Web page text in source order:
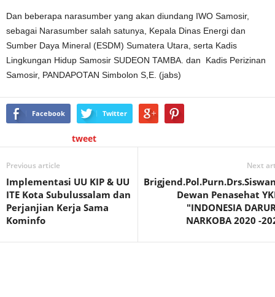
Dan beberapa narasumber yang akan diundang IWO Samosir,
sebagai Narasumber salah satunya, Kepala Dinas Energi dan
Sumber Daya Mineral (ESDM) Sumatera Utara, serta Kadis
Lingkungan Hidup Samosir SUDEON TAMBA. dan Kadis Perizinan
Samosir, PANDAPOTAN Simbolon S,E. (jabs)
Facebook Twitter
tweet
Previous article
Implementasi UU KIP & UU
ITE Kota Subulussalam dan
Perjanjian Kerja Sama
Kominfo
Next
Dewan Penasehat
"INDONESIA
NARKOBA 2020 -